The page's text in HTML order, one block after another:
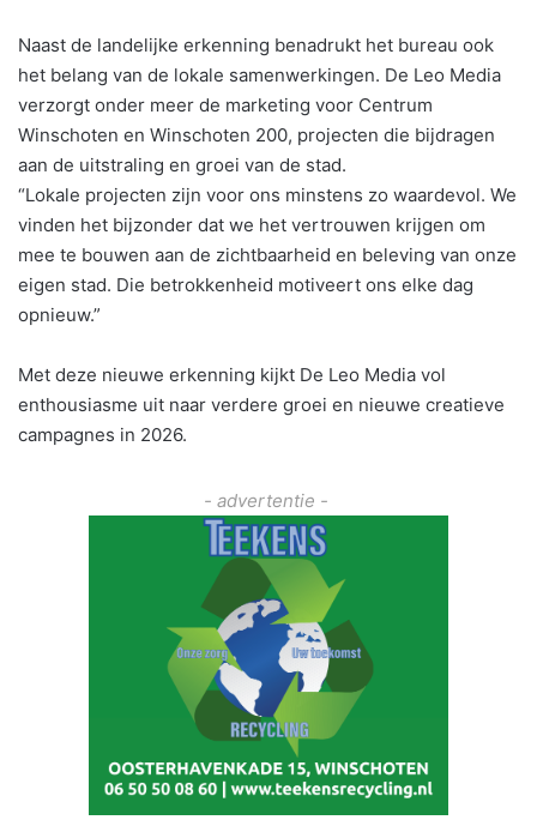
Naast de landelijke erkenning benadrukt het bureau ook
het belang van de lokale samenwerkingen. De Leo Media
verzorgt onder meer de marketing voor Centrum
Winschoten en Winschoten 200, projecten die bijdragen
aan de uitstraling en groei van de stad.
“Lokale projecten zijn voor ons minstens zo waardevol. We
vinden het bijzonder dat we het vertrouwen krijgen om
mee te bouwen aan de zichtbaarheid en beleving van onze
eigen stad. Die betrokkenheid motiveert ons elke dag
opnieuw.”
Met deze nieuwe erkenning kijkt De Leo Media vol
enthousiasme uit naar verdere groei en nieuwe creatieve
campagnes in 2026.
- advertentie -